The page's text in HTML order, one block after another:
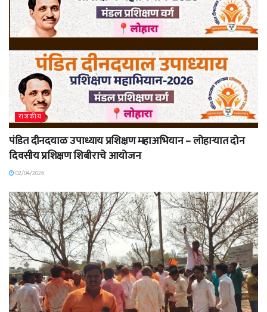
राजकीय
पंडित दीनदयाळ उपाध्याय प्रशिक्षण महाअभियान – लोहाऱ्यात दोन
दिवसीय प्रशिक्षण शिबीराचे आयोजन
02/04/2026